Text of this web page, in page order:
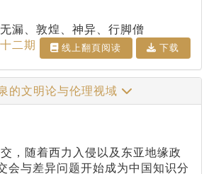
漏、敦煌、神异、行脚僧
二期
线上翻⾴阅读 下载
的文明论与伦理视域
随着西力入侵以及东亚地缘政
会与差异问题开始成为中国知识分